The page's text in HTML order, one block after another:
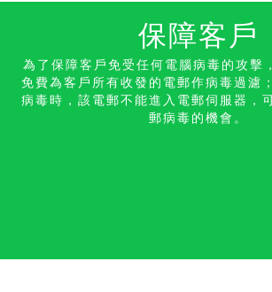
保障客戶
為了保障客戶免受任何電腦病毒的攻擊，
免費為客戶所有收發的電郵作病毒過濾
病毒時，該電郵不能進入電郵伺服器，
郵病毒的機會。